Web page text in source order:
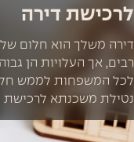
לרכישת דירה
דירה משלך הוא חלום
רבים, אך העלויות הן
לכל המשפחות לממש
נטילת משכנתא לרכישת